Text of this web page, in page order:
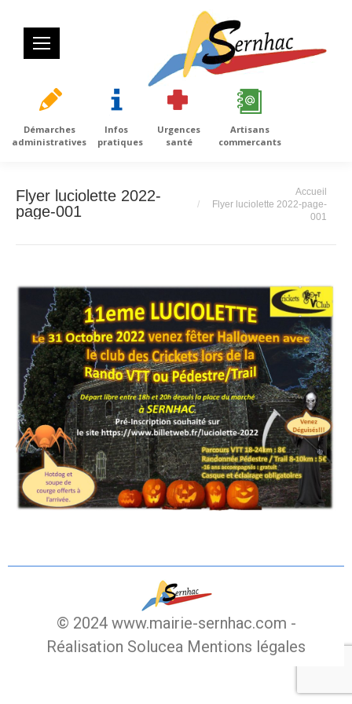
Démarches
administratives
Infos
pratiques
Urgences
santé
Artisans
commercants
Flyer luciolette 2022-
page-001
Accueil
Flyer luciolette 2022-page-
001
© 2024 www.mairie-sernhac.com -
Réalisation Solucea Mentions légales